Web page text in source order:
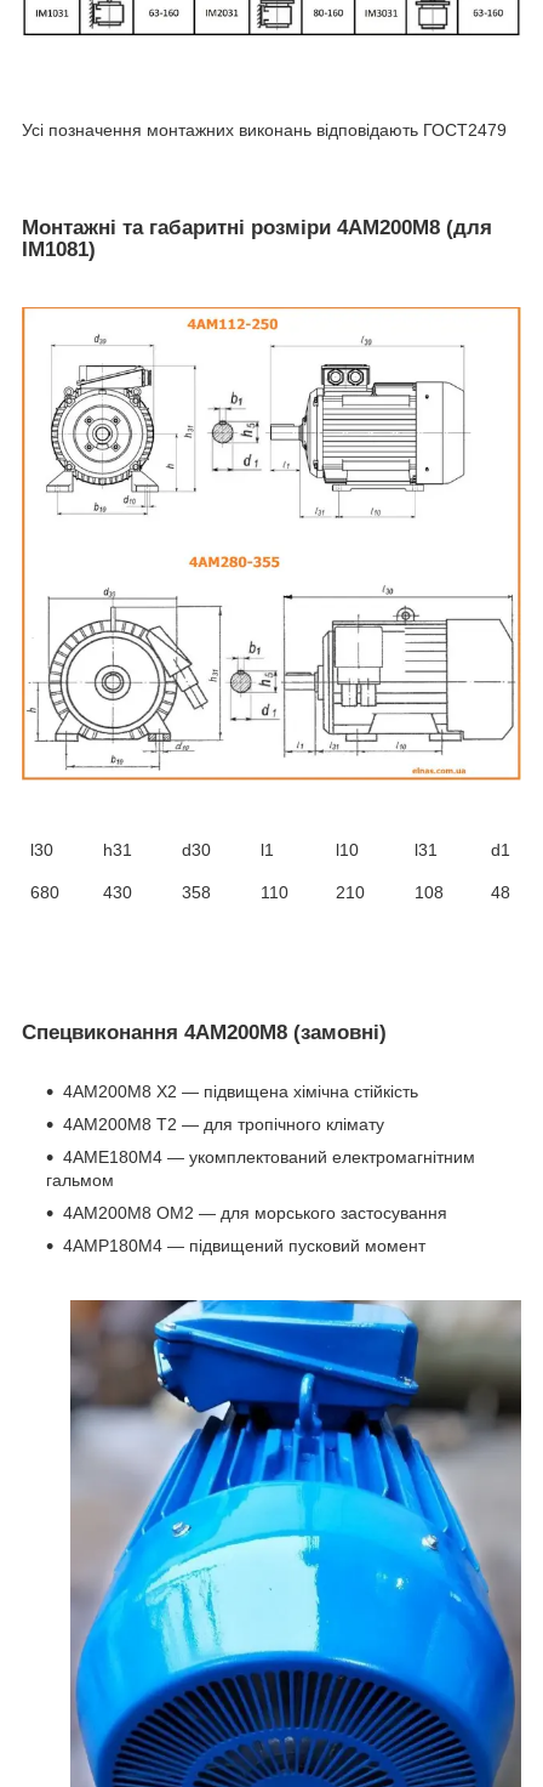
Усі позначення монтажних виконань відповідають ГОСТ2479
Монтажні та габаритні розміри 4АМ200М8 (для
IM1081)
l30 h31 d30 l1 l10 l31 d1
680 430 358 110 210 108 48
Спецвиконання 4АМ200М8 (замовні)
4АМ200М8 Х2 ― підвищена хімічна стійкість
4АМ200М8 Т2 ― для тропічного клімату
4АМЕ180М4 ― укомплектований електромагнітним
гальмом
4АМ200М8 ОМ2 ― для морського застосування
4АМР180М4 ― підвищений пусковий момент